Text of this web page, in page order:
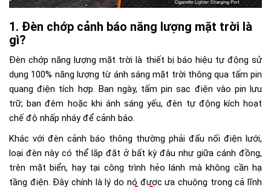
Đèn chớp cảnh báo năng lượng mặt trời là
gì?
Đèn chớp năng lượng mặt trời là thiết bị báo hiệu tự động sử
dụng 100% năng lượng từ ánh sáng mặt trời thông qua tấm pin
quang điện tích hợp. Ban ngày, tấm pin sạc điện vào pin lưu
trữ; ban đêm hoặc khi ánh sáng yếu, đèn tự động kích hoạt
chế độ nhấp nháy để cảnh báo.
Khác với đèn cảnh báo thông thường phải đấu nối điện lưới,
loại đèn này có thể lắp đặt ở bất kỳ đâu như giữa cánh đồng,
trên mặt biển, hay tại công trình hẻo lánh mà không cần hạ
tầng điện. Đây chính là lý do nó được ưa chuộng trong cả lĩnh